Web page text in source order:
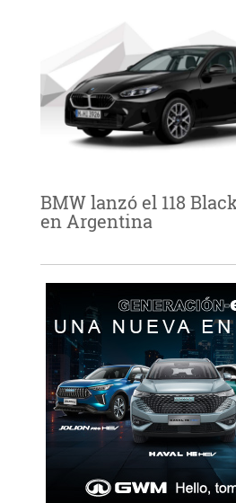
BMW lanzó el 118
en Argentina